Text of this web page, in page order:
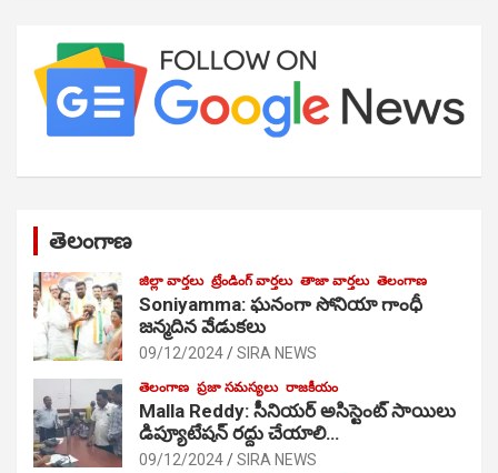
తెలంగాణ
జిల్లా వార్తలు ట్రేండింగ్ వార్తలు తాజా వార్తలు తెలంగాణ
Soniyamma: ఘ‌నంగా సోనియా గాంధీ
జ‌న్మ‌దిన వేడుక‌లు
09/12/2024 SIRA NEWS
తెలంగాణ ప్రజా సమస్యలు రాజకీయం
Malla Reddy: సీనియర్ అసిస్టెంట్ సాయిలు
డిప్యూటేషన్ రద్దు చేయాలి…
09/12/2024 SIRA NEWS